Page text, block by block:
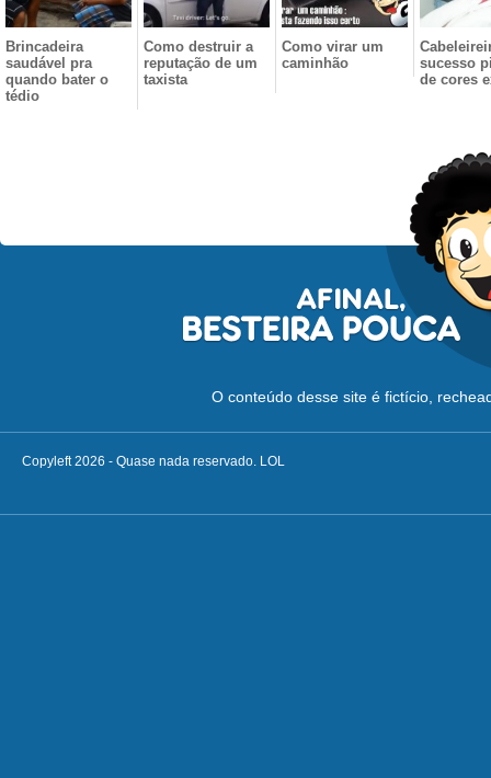
Brincadeira
saudável pra
quando bater o
tédio
Como destruir a
reputação de um
taxista
Como virar um
caminhão
sucesso
de cores
O conteúdo desse site é fictício,
Copyleft 2026 - Quase nada reservado. LOL